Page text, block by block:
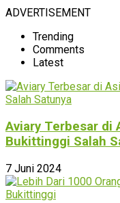
ADVERTISEMENT
Trending
Comments
Latest
Aviary Terbesar di
Bukittinggi Salah
7 Juni 2024